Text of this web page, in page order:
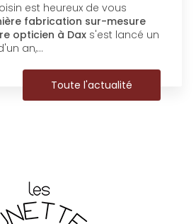
est heureux de vous
fabrication sur-mesure
opticien à Dax s'est lancé un
an,…
Toute l'actualité